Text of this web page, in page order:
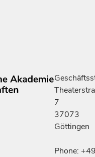
7
37073
Göttingen
Phone: